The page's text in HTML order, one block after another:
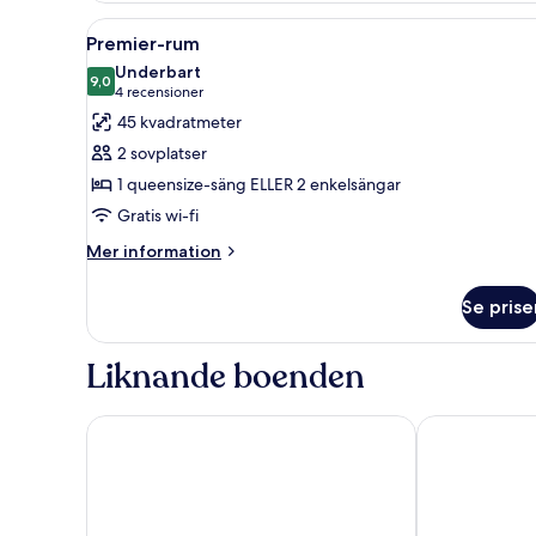
Öppna
alla
foton
för
Premier-
rum
Ett hotellrum med en stor
9
Premier-rum
9,09,0 av 10
Underbart
4 recensioner
(4 recensioner)
45 kvadratmeter
2 sovplatser
1 queensize-säng ELLER 2 enkelsängar
Gratis wi-fi
Mer information
Mer
rum
Se
Liknande boenden
Nobu Hotel Barcelona